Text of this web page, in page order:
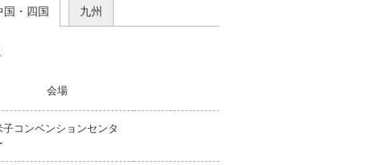
国・四国 九州
会場
子コンベンションセンタ